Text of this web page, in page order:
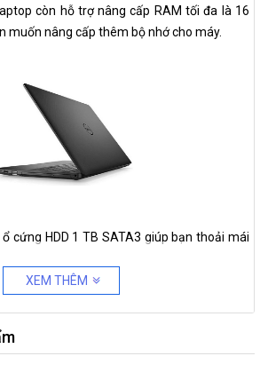
còn hỗ trợ nâng cấp RAM tối đa là 16
muốn nâng cấp thêm bộ nhớ cho máy.
cứng HDD 1 TB SATA3 giúp bạn thoải mái
(GRMGK1) mang vẻ ngoài chắc chắn, bền
XEM THÊM